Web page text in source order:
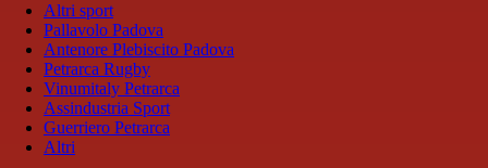
Altri sport
Pallavolo Padova
Antenore Plebiscito Padova
Petrarca Rugby
Vinumitaly Petrarca
Assindustria Sport
Guerriero Petrarca
Altri